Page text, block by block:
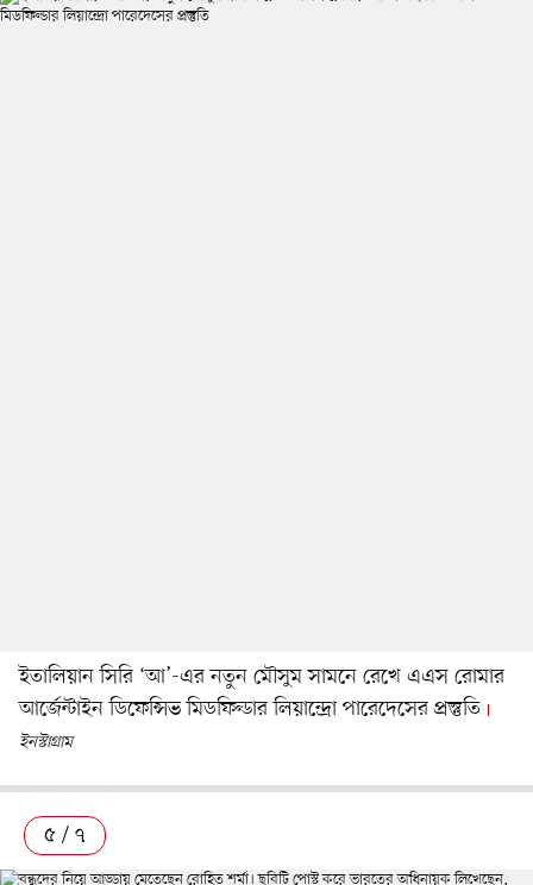
ইতালিয়ান সিরি ‘আ’-এর নতুন মৌসুম সামনে রেখে এএস রোমার
আর্জেন্টাইন ডিফেন্সিভ মিডফিল্ডার লিয়ান্দ্রো পারেদেসের প্রস্তুতি
ইনস্টাগ্রাম
৫ / ৭